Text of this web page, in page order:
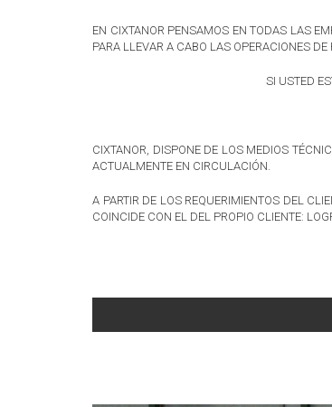
EN CIXTANOR PENSAMOS EN TODAS LAS
PARA LLEVAR A CABO LAS OPERACIONES
SI USTED
CIXTANOR, DISPONE DE LOS MEDIOS
ACTUALMENTE EN CIRCULACIÓN.
A PARTIR DE LOS REQUERIMIENTOS DEL
COINCIDE CON EL DEL PROPIO CLIENTE: